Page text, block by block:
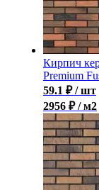
Кирпич
Premium
59.1 ₽ / шт
2956 ₽ / м2